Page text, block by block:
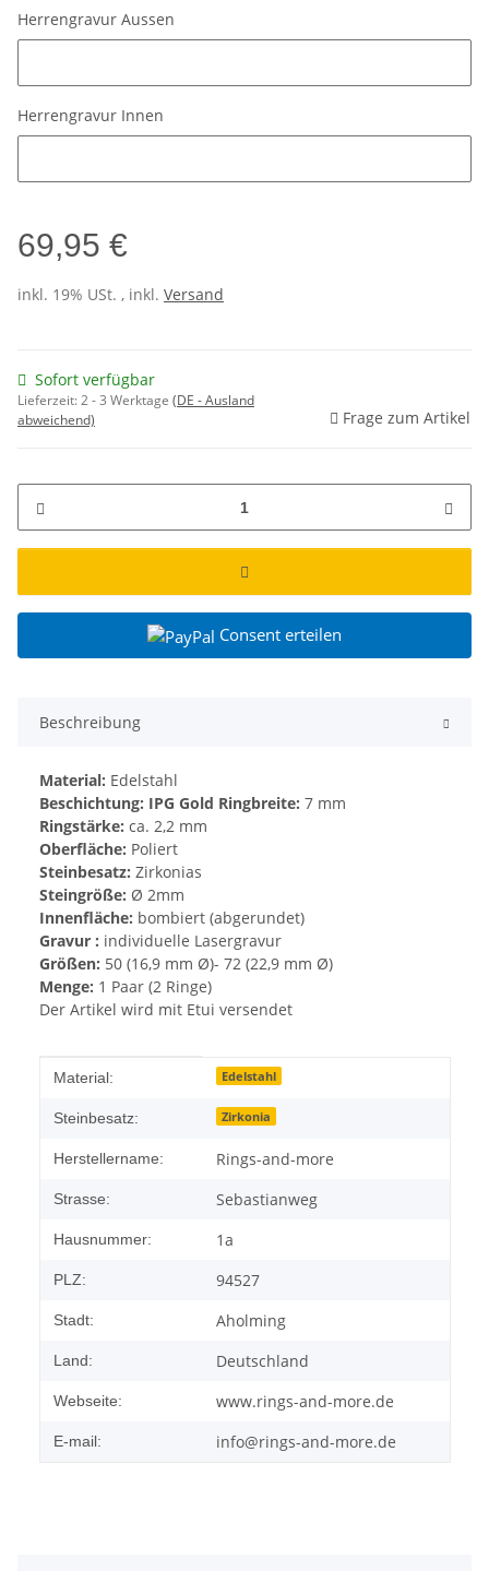
Herrengravur Aussen
Herrengravur Innen
69,95 €
inkl. 19% USt. , inkl. Versand
Sofort verfügbar
Lieferzeit:2 - 3 Werktage (DE - Ausland
abweichend)
Frage zum Artikel
Consent erteilen
Beschreibung
Material: Edelstahl
Beschichtung: IPG Gold Ringbreite: 7 mm
Ringstärke: ca. 2,2 mm
Oberfläche: Poliert
Steinbesatz: Zirkonias
Steingröße: Ø 2mm
Innenfläche: bombiert (abgerundet)
Gravur : individuelle Lasergravur
Größen: 50 (16,9 mm Ø)- 72 (22,9 mm Ø)
Menge: 1 Paar (2 Ringe)
Der Artikel wird mit Etui versendet
Produkteigenschaft
Wert
Material: Edelstahl
Steinbesatz: Zirkonia
Herstellername: Rings-and-more
Strasse: Sebastianweg
Hausnummer: 1a
PLZ: 94527
Stadt: Aholming
Land: Deutschland
Webseite: www.rings-and-more.de
E-mail: info@rings-and-more.de